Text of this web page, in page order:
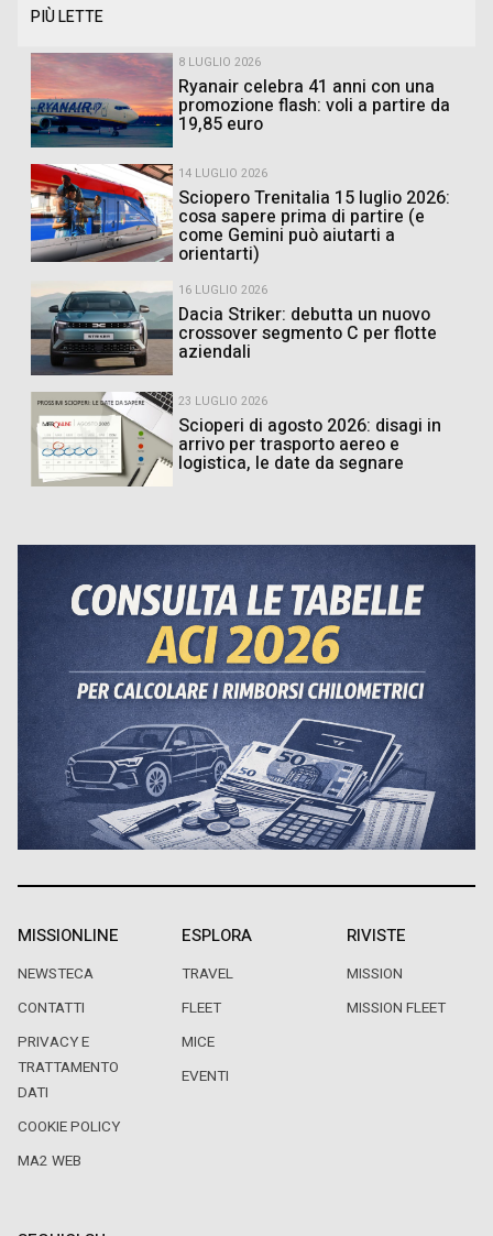
PIÙ LETTE
8 LUGLIO 2026
Ryanair celebra 41 anni con una
promozione flash: voli a partire da
19,85 euro
14 LUGLIO 2026
Sciopero Trenitalia 15 luglio 2026:
cosa sapere prima di partire (e
come Gemini può aiutarti a
orientarti)
16 LUGLIO 2026
Dacia Striker: debutta un nuovo
crossover segmento C per flotte
aziendali
23 LUGLIO 2026
Scioperi di agosto 2026: disagi in
arrivo per trasporto aereo e
logistica, le date da segnare
MISSIONLINE
NEWSTECA
CONTATTI
PRIVACY E
TRATTAMENTO
DATI
COOKIE POLICY
MA2 WEB
ESPLORA
TRAVEL
FLEET
MICE
EVENTI
RIVISTE
MISSION
MISSION FLEET